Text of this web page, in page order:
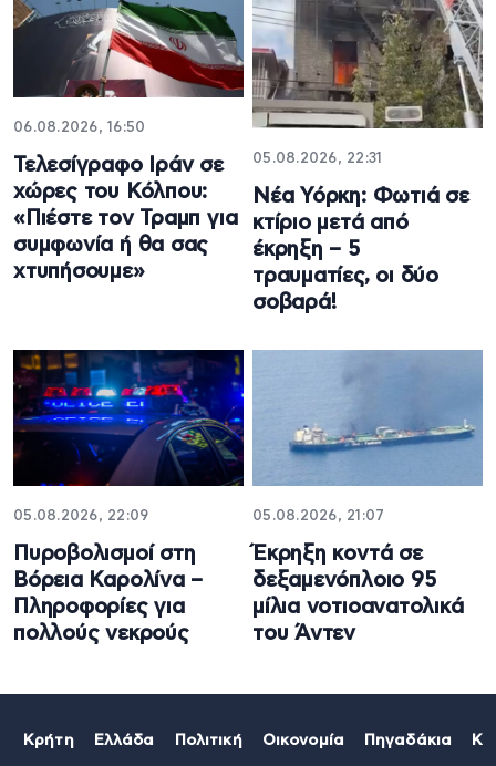
06.08.2026, 16:50
Τελεσίγραφο Ιράν σε
χώρες του Κόλπου:
«Πιέστε τον Τραμπ για
συμφωνία ή θα σας
χτυπήσουμε»
05.08.2026, 22:31
Νέα Υόρκη: Φωτιά σε
κτίριο μετά από
έκρηξη – 5
τραυματίες, οι δύο
σοβαρά!
05.08.2026, 22:09
Πυροβολισμοί στη
Βόρεια Καρολίνα –
Πληροφορίες για
πολλούς νεκρούς
05.08.2026, 21:07
Έκρηξη κοντά σε
δεξαμενόπλοιο 95
μίλια νοτιοανατολικά
του Άντεν
Κρήτη Ελλάδα Πολιτική Οικονομία Πηγαδάκια